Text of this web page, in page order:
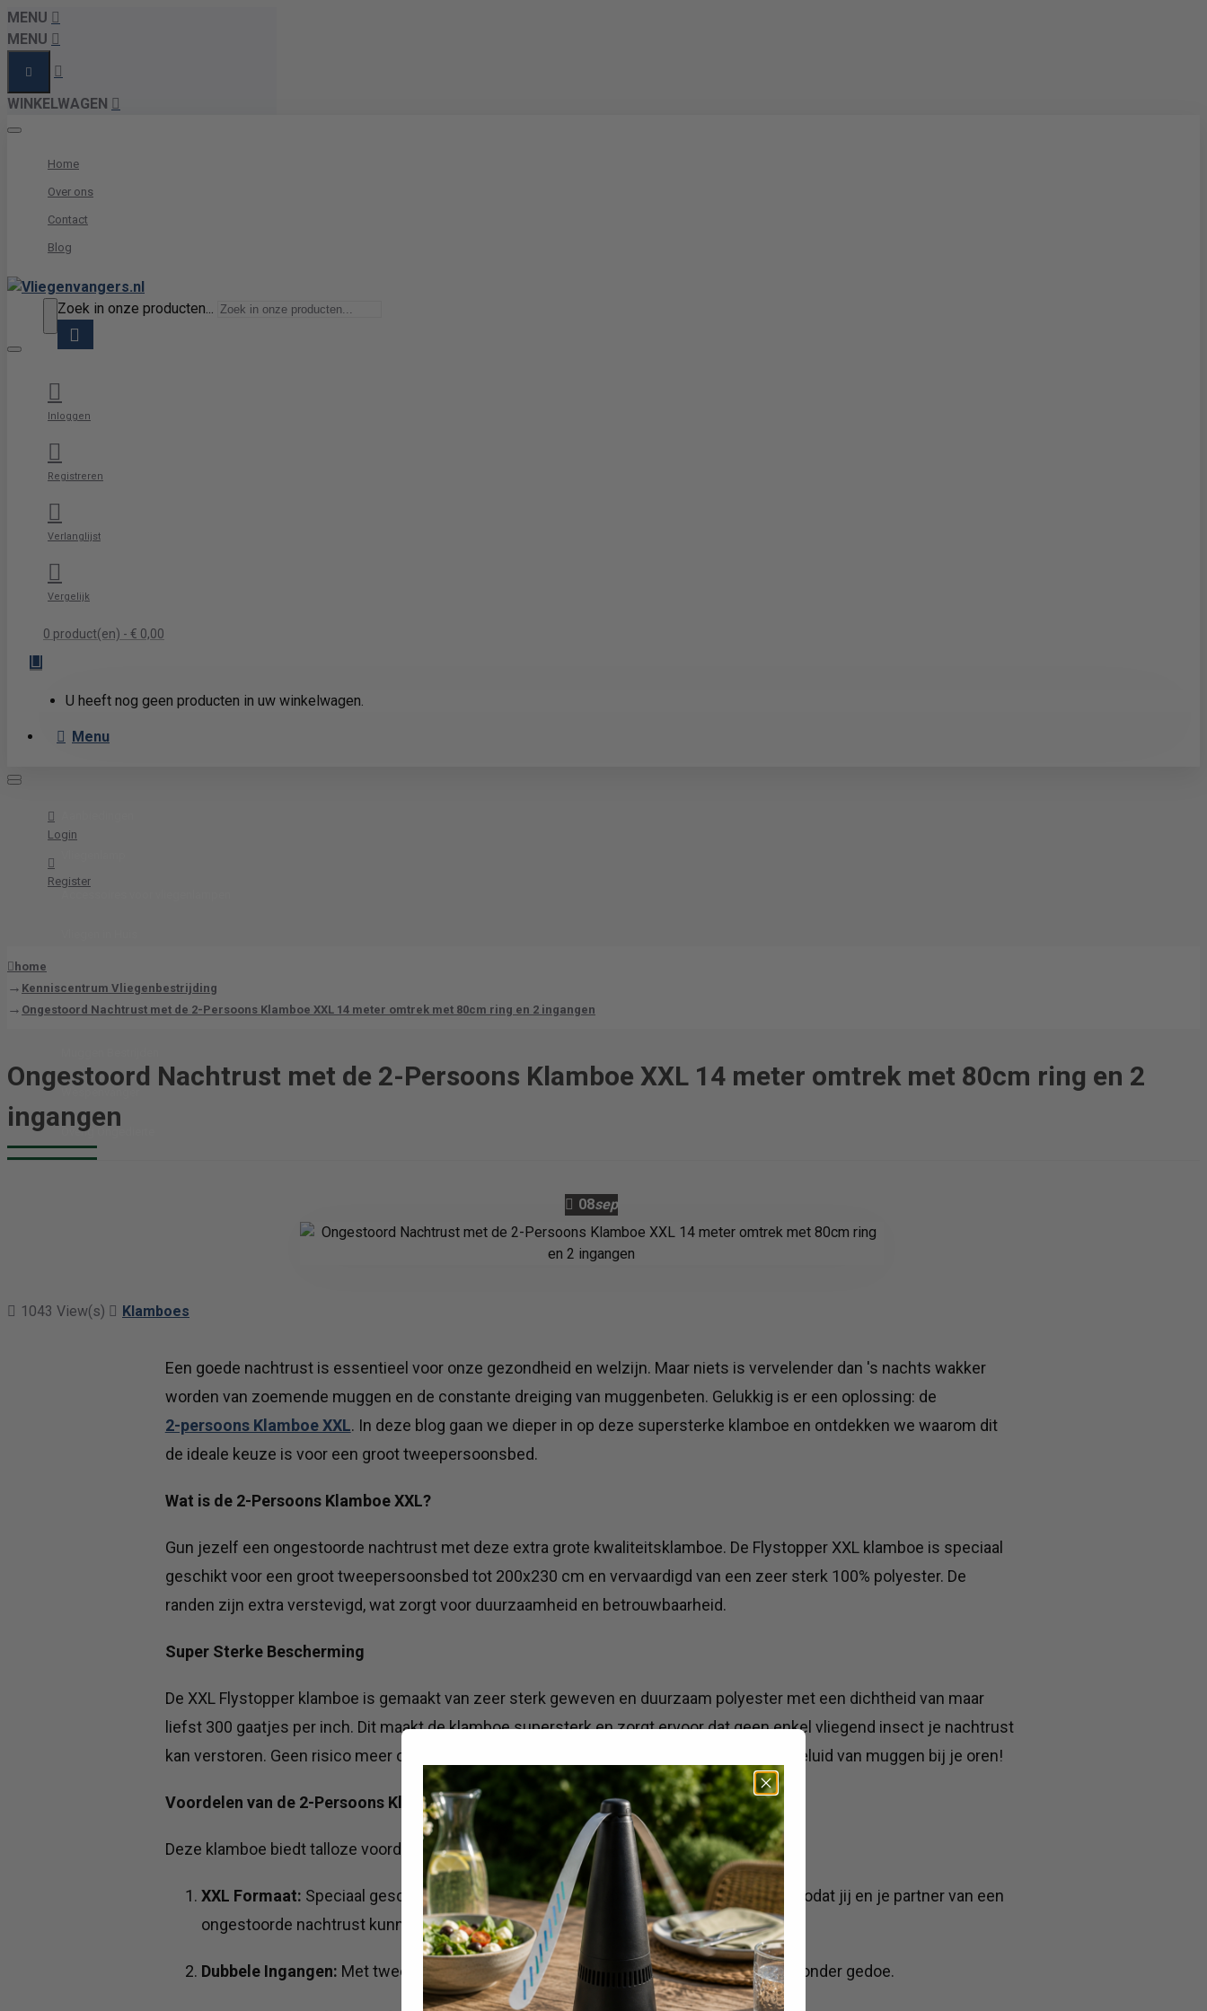
MENU
MENU
WINKELWAGEN
Home
Over ons
Contact
Blog
Zoek in onze producten...
Inloggen
Registreren
Verlanglijst
Vergelijk
0 product(en) - € 0,00
U heeft nog geen producten in uw winkelwagen.
Menu
Vliegenafweer
Overig Ongedierte
Login
Register
home
Kenniscentrum Vliegenbestrijding
Ongestoord Nachtrust met de 2-Persoons Klamboe XXL 14 meter omtrek met 80cm ring en 2 ingangen
Ongestoord Nachtrust met de 2-Persoons Klamboe XXL 14 meter omtrek met 80cm ring en 2
ingangen
08sep
1043 View(s) Klamboes
Een goede nachtrust is essentieel voor onze gezondheid en welzijn. Maar niets is vervelender dan 's nachts wakker
worden van zoemende muggen en de constante dreiging van muggenbeten. Gelukkig is er een oplossing: de
2-persoons Klamboe XXL. In deze blog gaan we dieper in op deze supersterke klamboe en ontdekken we waarom dit
de ideale keuze is voor een groot tweepersoonsbed.
Wat is de 2-Persoons Klamboe XXL?
Gun jezelf een ongestoorde nachtrust met deze extra grote kwaliteitsklamboe. De Flystopper XXL klamboe is speciaal
geschikt voor een groot tweepersoonsbed tot 200x230 cm en vervaardigd van een zeer sterk 100% polyester. De
randen zijn extra verstevigd, wat zorgt voor duurzaamheid en betrouwbaarheid.
Super Sterke Bescherming
De XXL Flystopper klamboe is gemaakt van zeer sterk geweven en duurzaam polyester met een dichtheid van maar
liefst 300 gaatjes per inch. Dit maakt de klamboe supersterk en zorgt ervoor dat geen enkel vliegend insect je nachtrust
kan verstoren. Geen risico meer op muggenbeten en geen last meer van het zoemende geluid van muggen bij je oren!
Voordelen van de 2-Persoons Klamboe XXL
Deze klamboe biedt talloze voordelen:
XXL Formaat: Speciaal geschikt voor een groot tweepersoonsbed tot 200x230 cm, zodat jij en je partner van een
ongestoorde nachtrust kunnen genieten.
Dubbele Ingangen: Met twee ingangen heb je gemakkelijk toegang tot de klamboe, zonder gedoe.